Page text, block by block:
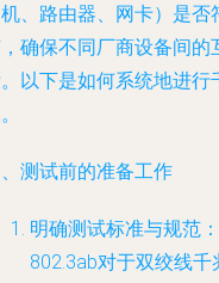
、路由器、网卡）是否
确保不同厂商设备间
以下是如何系统地进
测试前的准备工作
明确测试标准与规范
802.3ab对于双绞线